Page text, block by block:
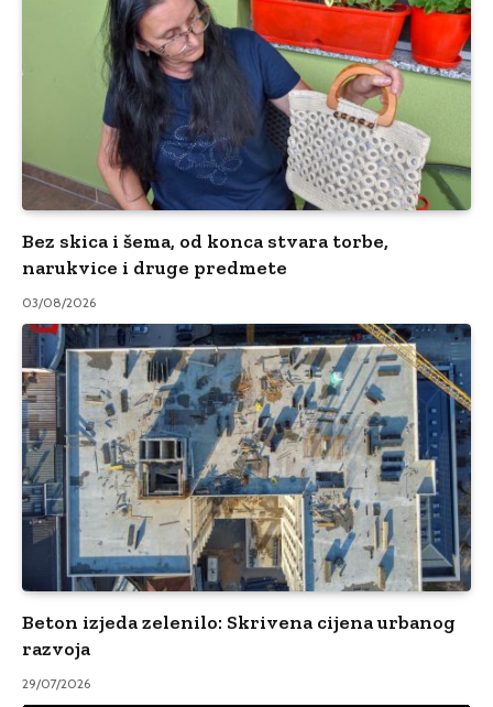
Bez skica i šema, od konca stvara torbe,
narukvice i druge predmete
03/08/2026
Beton izjeda zelenilo: Skrivena cijena urbanog
razvoja
29/07/2026